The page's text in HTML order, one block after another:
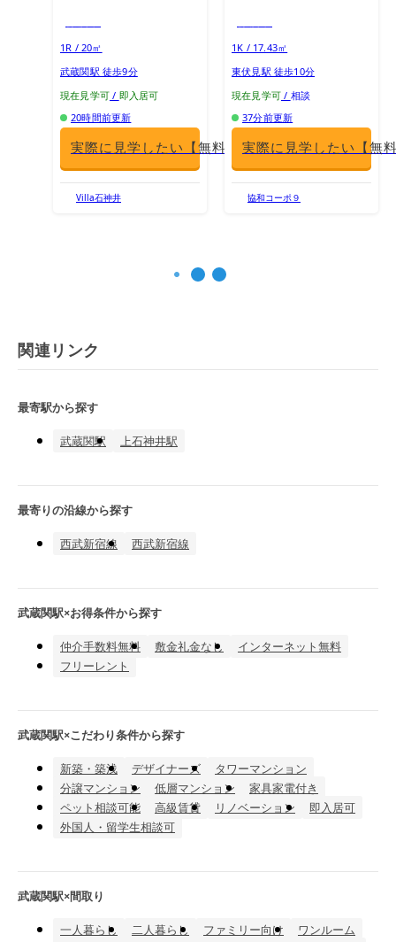
1R / 20㎡
武蔵関駅 徒歩9分
現在見学可 / 即入居可
20時間前更新
実際に見学したい【無料】
Villa石神井
1K / 17.43㎡
東伏見駅 徒歩10分
現在見学可 / 相談
37分前更新
実際に見学したい【無
協和コーポ９
関連リンク
最寄駅から探す
武蔵関駅 上石神井駅
最寄りの沿線から探す
西武新宿線 西武新宿線
武蔵関駅×お得条件から探す
仲介手数料無料 敷金礼金なし
インターネット無料
フリーレント
武蔵関駅×こだわり条件から探す
新築・築浅 デザイナーズ
タワーマンション
分譲マンション
低層マンション
家具家電付き
ペット相談可能
高級賃貸 リノベーション
即入居可
外国人・留学生相談可
武蔵関駅×間取り
一人暮らし 二人暮らし ファミリー向け
ワンルーム